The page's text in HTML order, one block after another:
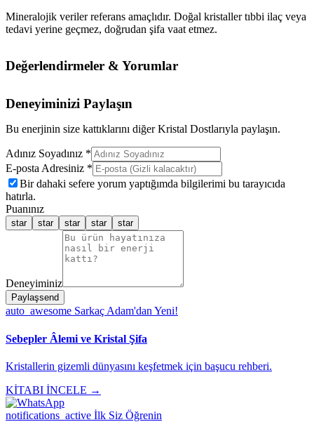
Mineralojik veriler referans amaçlıdır. Doğal kristaller tıbbi ilaç veya
tedavi yerine geçmez, doğrudan şifa vaat etmez.
Değerlendirmeler & Yorumlar
Deneyiminizi Paylaşın
Bu enerjinin size kattıklarını diğer Kristal Dostlarıyla paylaşın.
Adınız Soyadınız *
E-posta Adresiniz *
Bir dahaki sefere yorum yaptığımda bilgilerimi bu tarayıcıda
hatırla.
Puanınız
star star star star star
Deneyiminiz
Paylaşsend
auto_awesome Sarkaç Adam'dan Yeni!
Sebepler Âlemi ve Kristal Şifa
Kristallerin gizemli dünyasını keşfetmek için başucu rehberi.
KİTABI İNCELE →
notifications_active İlk Siz Öğrenin